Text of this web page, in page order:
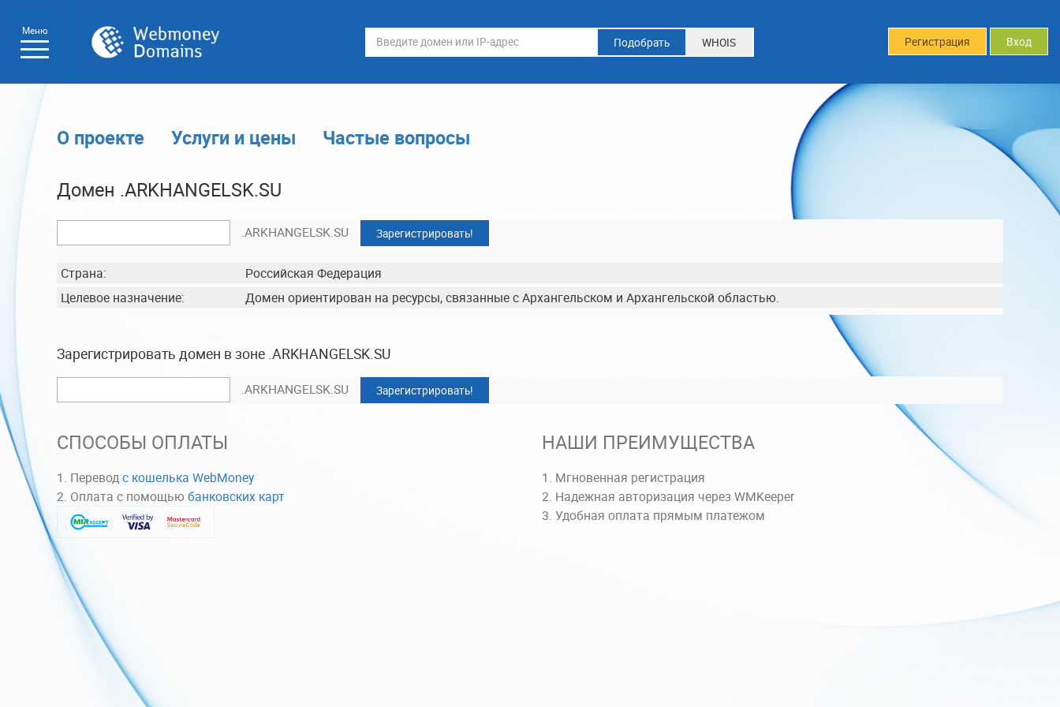
Меню
Регистрация Вход
Подобрать WHOIS
О проекте Услуги и цены Частые вопросы
Домен .ARKHANGELSK.SU
.ARKHANGELSK.SU Зарегистрировать!
Страна:
Российская Федерация
Целевое назначение:
Домен ориентирован на ресурсы, связанные с Архангельском и Архангельской областью.
Зарегистрировать домен в зоне .ARKHANGELSK.SU
.ARKHANGELSK.SU Зарегистрировать!
СПОСОБЫ ОПЛАТЫ
Переводс кошелька WebMoney
Оплата с помощью банковских карт
НАШИ ПРЕИМУЩЕСТВА
Мгновенная регистрация
Надежная авторизация через WMKeeper
Удобная оплата прямым платежом